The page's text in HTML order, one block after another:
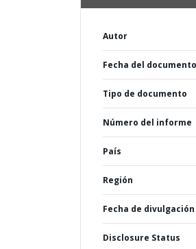
Autor
Fecha del documento
Tipo de documento
Número del informe
País
Región
Fecha de divulgación
Disclosure Status